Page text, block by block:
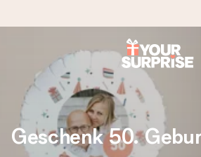
Heute bestellt, in 1 Werktag
Wir bereiten dein Geschenk sorgfältig
blitzschnell – damit du es genau zum
überreichen kannst, wenn es am
Geschenk 50.